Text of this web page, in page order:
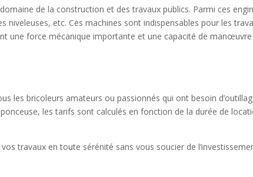
de la construction et des travaux publics. Parmi ces
etc. Ces machines sont indispensables pour les
une force mécanique importante et une capacité de manœuvre
les bricoleurs amateurs ou passionnés qui ont besoin
les tarifs sont calculés en fonction de la durée de
travaux en toute sérénité sans vous soucier de